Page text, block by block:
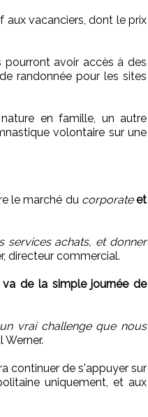
aux vacanciers, dont le prix
pourront avoir accès à des
randonnée pour les sites
en famille, un autre
volontaire sur une
le marché du corporate et
services achats, et donner
directeur commercial.
de la simple journée de
vrai challenge que nous
Werner.
continuer de s'appuyer sur
uniquement, et aux